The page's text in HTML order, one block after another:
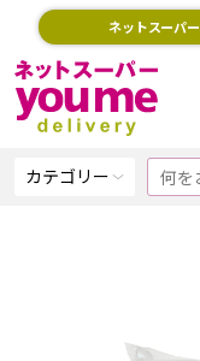
ネットスーパー
カテゴリー